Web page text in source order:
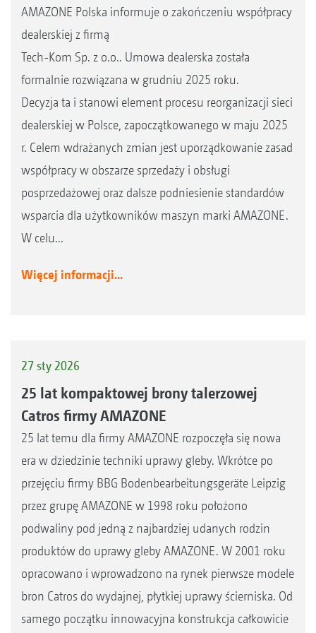
AMAZONE Polska informuje o zakończeniu współpracy
dealerskiej z firmą
Tech-Kom Sp. z o.o.. Umowa dealerska została
formalnie rozwiązana w grudniu 2025 roku.
Decyzja ta i stanowi element procesu reorganizacji sieci
dealerskiej w Polsce, zapoczątkowanego w maju 2025
r. Celem wdrażanych zmian jest uporządkowanie zasad
współpracy w obszarze sprzedaży i obsługi
posprzedażowej oraz dalsze podniesienie standardów
wsparcia dla użytkowników maszyn marki AMAZONE.
W celu...
Więcej informacji...
27 sty 2026
25 lat kompaktowej brony talerzowej
Catros firmy AMAZONE
25 lat temu dla firmy AMAZONE rozpoczęła się nowa
era w dziedzinie techniki uprawy gleby. Wkrótce po
przejęciu firmy BBG Bodenbearbeitungsgeräte Leipzig
przez grupę AMAZONE w 1998 roku położono
podwaliny pod jedną z najbardziej udanych rodzin
produktów do uprawy gleby AMAZONE. W 2001 roku
opracowano i wprowadzono na rynek pierwsze modele
bron Catros do wydajnej, płytkiej uprawy ścierniska. Od
samego początku innowacyjna konstrukcja całkowicie